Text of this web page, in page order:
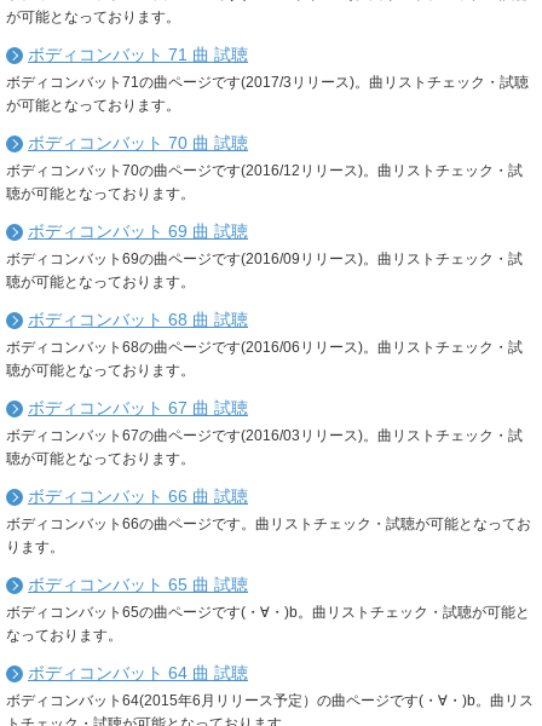
が可能となっております。
ボディコンバット 71 曲 試聴
ボディコンバット71の曲ページです(2017/3リリース)。曲リストチェック・試聴
が可能となっております。
ボディコンバット 70 曲 試聴
ボディコンバット70の曲ページです(2016/12リリース)。曲リストチェック・試
聴が可能となっております。
ボディコンバット 69 曲 試聴
ボディコンバット69の曲ページです(2016/09リリース)。曲リストチェック・試
聴が可能となっております。
ボディコンバット 68 曲 試聴
ボディコンバット68の曲ページです(2016/06リリース)。曲リストチェック・試
聴が可能となっております。
ボディコンバット 67 曲 試聴
ボディコンバット67の曲ページです(2016/03リリース)。曲リストチェック・試
聴が可能となっております。
ボディコンバット 66 曲 試聴
ボディコンバット66の曲ページです。曲リストチェック・試聴が可能となってお
ります。
ボディコンバット 65 曲 試聴
ボディコンバット65の曲ページです(・∀・)b。曲リストチェック・試聴が可能と
なっております。
ボディコンバット 64 曲 試聴
ボディコンバット64(2015年6月リリース予定）の曲ページです(・∀・)b。曲リス